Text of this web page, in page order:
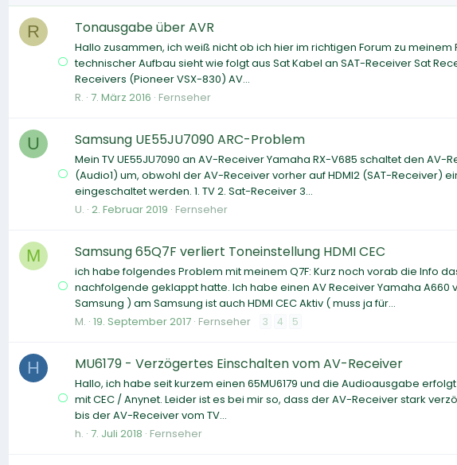
R Tonausgabe über AVR
Hallo zusammen, ich weiß nicht ob ich hier im richtigen Forum zu
technischer Aufbau sieht wie folgt aus Sat Kabel an SAT-Receiver Sat
Receivers (Pioneer VSX-830) AV...
R. 7. März 2016 Fernseher
U Samsung UE55JU7090 ARC-Problem
Mein TV UE55JU7090 an AV-Receiver Yamaha RX-V685 schaltet den
(Audio1) um, obwohl der AV-Receiver vorher auf HDMI2 (SAT-Receiver)
eingeschaltet werden. 1. TV 2. Sat-Receiver 3...
U. 2. Februar 2019 Fernseher
M Samsung 65Q7F verliert Toneinstellung HDMI CEC
ich habe folgendes Problem mit meinem Q7F: Kurz noch vorab die Info
nachfolgende geklappt hatte. Ich habe einen AV Receiver Yamaha A660
Samsung ) am Samsung ist auch HDMI CEC Aktiv ( muss ja für...
M. 19. September 2017 Fernseher 3 4 5
H MU6179 - Verzögertes Einschalten vom AV-Receiver
Hallo, ich habe seit kurzem einen 65MU6179 und die Audioausgabe
mit CEC / Anynet. Leider ist es bei mir so, dass der AV-Receiver stark
bis der AV-Receiver vom TV...
h. 7. Juli 2018 Fernseher